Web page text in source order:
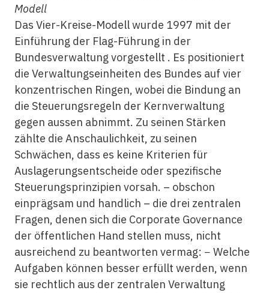
Modell
Das Vier-Kreise-Modell wurde 1997 mit der
Einführung der Flag-Führung in der
Bundesverwaltung vorgestellt . Es positioniert
die Verwaltungseinheiten des Bundes auf vier
konzentrischen Ringen, wobei die Bindung an
die Steuerungsregeln der Kernverwaltung
gegen aussen abnimmt. Zu seinen Stärken
zählte die Anschaulichkeit, zu seinen
Schwächen, dass es keine Kriterien für
Auslagerungsentscheide oder spezifische
Steuerungsprinzipien vorsah. – obschon
einprägsam und handlich – die drei zentralen
Fragen, denen sich die Corporate Governance
der öffentlichen Hand stellen muss, nicht
ausreichend zu beantworten vermag: − Welche
Aufgaben können besser erfüllt werden, wenn
sie rechtlich aus der zentralen Verwaltung